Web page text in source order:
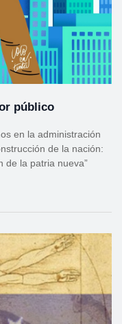
público
en la administración
de la nación:
de la patria nueva”